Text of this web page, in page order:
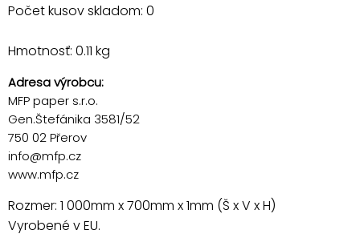
Počet kusov skladom: 0
Hmotnosť: 0.11 kg
Adresa výrobcu:
MFP paper s.r.o.
Gen.Štefánika 3581/52
750 02 Přerov
info@mfp.cz
www.mfp.cz
Rozmer: 1 000mm x 700mm x 1mm (Š x V x H)
Vyrobené v EU.